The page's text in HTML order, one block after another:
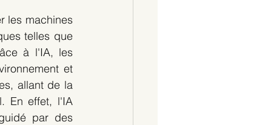
les machines
telles que
à l'IA, les
et
allant de la
En effet, l'IA
par des